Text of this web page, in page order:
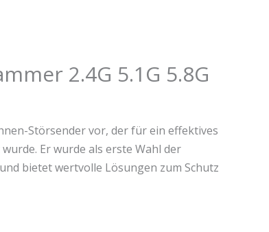
2.4G 5.1G 5.8G
Störsender vor, der für ein effektives
Er wurde als erste Wahl der
bietet wertvolle Lösungen zum Schutz